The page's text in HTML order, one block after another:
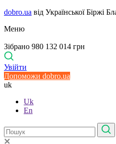
dobro.ua від Української Біржі
Меню
Зібрано 980 132 014 грн
Увійти
Допоможи dobro.ua
uk
Uk
En